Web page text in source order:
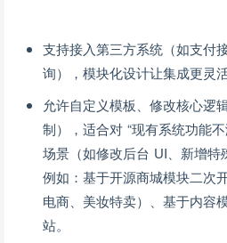
支持接入第三方系统（如支付
询），模块化设计让集成更灵
允许自定义模板、修改核心逻
制），适合对 “现有系统功能
场景（如修改后台 UI、新增特
例如：基于开源商城模块二次
电商、美妆特卖）、基于内容
站。